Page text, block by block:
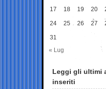
17 18 19 20
24 25 26 27
31
« Lug
Leggi gli ultimi
inseriti